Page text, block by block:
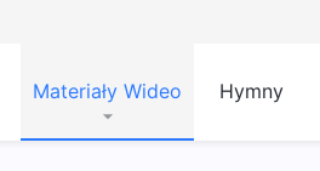
Materiały Wideo Hymny